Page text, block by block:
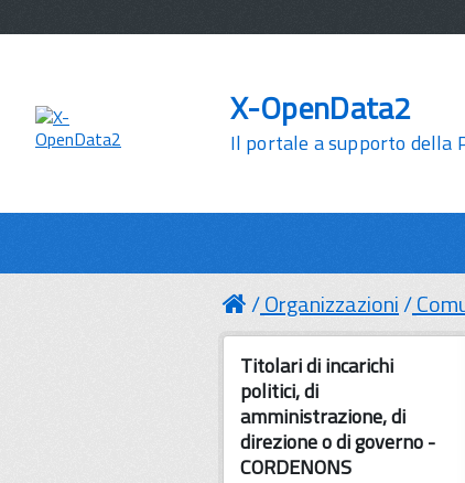
X-OpenData2
Il portale a supporto della
Organizzazioni
Titolari di incarichi
politici, di
amministrazione, di
direzione o di governo -
CORDENONS